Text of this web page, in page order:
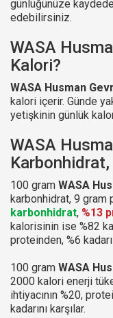
günlüğünüze
edebilirsiniz.
WASA
Kalori?
WASA Husman
kalori içerir. Günde
yetişkinin günlük
WASA
Karbonhidrat,
100 gram WASA
karbonhidrat, 9 gram
karbonhidrat, %13
kalorisinin ise %82
proteinden, %6
100 gram WASA
2000 kalori enerji
ihtiyacının %20,
kadarını karşılar.